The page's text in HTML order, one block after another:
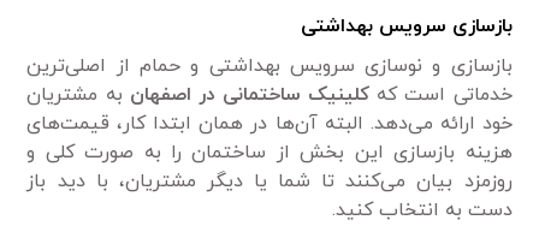
بازسازی سرویس بهداشتی
بازسازی و نوسازی سرویس بهداشتی و حمام از اصلی‌ترین
خدماتی است که کلینیک ساختمانی در اصفهان به مشتریان
خود ارائه می‌دهد. البته آن‌ها در همان ابتدا کار، قیمت‌های
هزینه بازسازی این بخش از ساختمان را به صورت کلی و
روزمزد بیان می‌کنند تا شما یا دیگر مشتریان، با دید باز
دست به انتخاب کنید.